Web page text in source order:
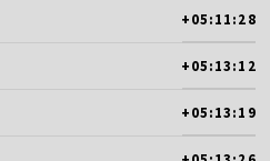
+05:11:28
+05:13:12
+05:13:19